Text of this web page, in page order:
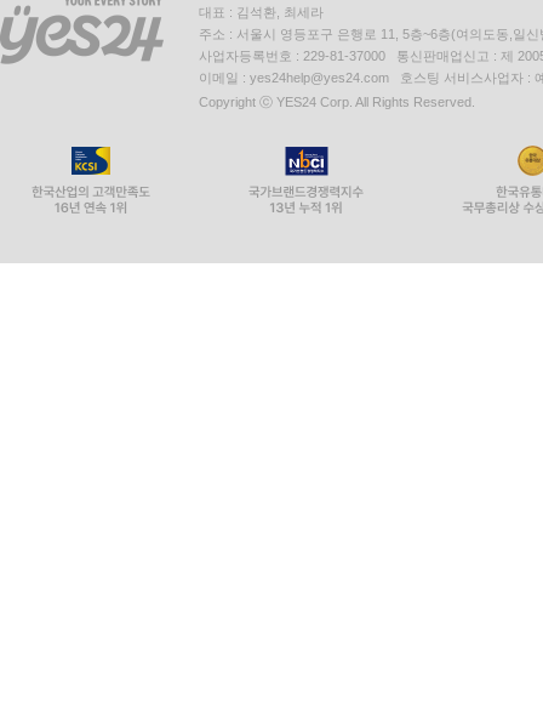
대표 : 김석환, 최세라
주소 : 서울시 영등포구 은행로 11, 5층~6층(여의도동,일신
사업자등록번호 : 229-81-37000 통신판매업신고 : 제
이메일 : yes24help@yes24.com 호스팅 서비스사업자 :
Copyright ⓒ YES24 Corp. All Rights Reserved.